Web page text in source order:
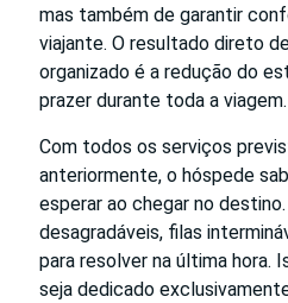
mas também de garantir
viajante. O resultado direto
organizado é a redução do
prazer durante toda a viagem.
Com todos os serviços
anteriormente, o hóspede
esperar ao chegar no
desagradáveis, filas
para resolver na última hora.
seja dedicado